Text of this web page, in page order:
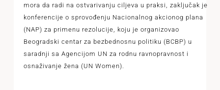
mora da radi na ostvarivanju ciljeva u praksi, zaključak je
konferencije o sprovođenju Nacionalnog akcionog plana
(NAP) za primenu rezolucije, koju je organizovao
Beogradski centar za bezbednosnu politiku (BCBP) u
saradnji sa Agencijom UN za rodnu ravnopravnost i
osnaživanje žena (UN Women).